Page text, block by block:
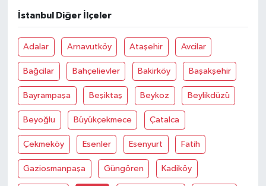
İstanbul Diğer İlçeler
Adalar Arnavutköy Ataşehir Avcilar
Bağcilar Bahçelievler Bakirköy Başakşehir
Bayrampaşa Beşiktaş Beykoz Beylikdüzü
Beyoğlu Büyükçekmece Çatalca
Çekmeköy Esenler Esenyurt Fatih
Gaziosmanpaşa Güngören Kadiköy